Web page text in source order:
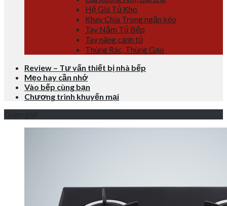
Hệ Giá Tủ Kho
Khay Chia Trong ngăn kéo
Tay Nắm Tủ Bếp
Tay nâng cánh tủ
Thùng Rác, Thùng Gạo
Review – Tư vấn thiết bị nhà bếp
Mẹo hay cần nhớ
Vào bếp cùng bạn
Chương trình khuyến mại